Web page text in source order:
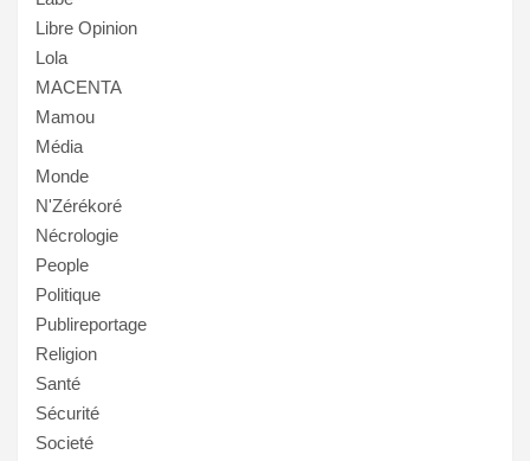
Libre Opinion
Lola
MACENTA
Mamou
Média
Monde
N'Zérékoré
Nécrologie
People
Politique
Publireportage
Religion
Santé
Sécurité
Societé